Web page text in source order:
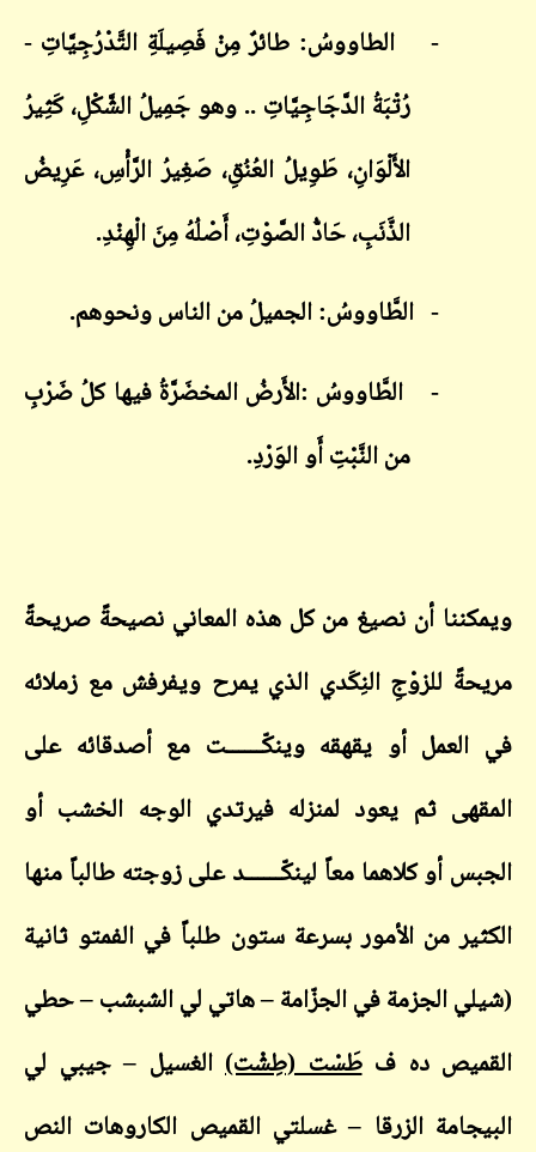
-
الطاووسُ: طائرٌ مِنْ فَصِيلَةِ التَّدْرُجِيَّاتِ -
رُتْبَةُ الدَّجَاجِيَّاتِ .. وهو جَمِيلُ الشَّكْلِ، كَثِيرُ
الأَلْوَانِ، طَوِيلُ العُنُقِ، صَغِيرُ الرَّأْسِ، عَرِيضُ
الذَّنَبِ، حَادُّ الصَّوْتِ، أَصْلُهُ مِنَ الْهِنْدِ.
- الطَّاووسُ: الجميلُ من الناس ونحوهم.
-
الطَّاووسُ :الأَرضُ المخضَرَّةُ فيها كلُ ضَرْبِ
من النَّبْتِ أَو الوَرْدِ.
ويمكننا أن نصيغ من كل هذه المعاني نصيحةً صريحةً
مريحةً للزوْجِ النِكَدي الذي يمرح ويفرفش مع زملائه
في العمل أو يقهقه وينكّــــــت مع أصدقائه على
المقهى ثم يعود لمنزله فيرتدي الوجه الخشب أو
الجبس أو كلاهما معاً لينكّــــــد على زوجته طالباً منها
الكثير من الأمور بسرعة ستون طلباً في الفمتو ثانية
(شيلي الجزمة في الجزّامة – هاتي لي الشبشب – حطي
القميص ده فطَسْت (طِشْت) الغسيل – جيبي لي
البيجامة الزرقا – غسلتي القميص الكاروهات النص